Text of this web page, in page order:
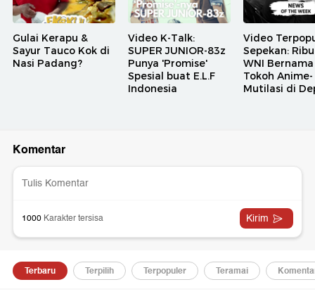
Gulai Kerapu &
Sayur Tauco Kok di
Nasi Padang?
Video K-Talk:
SUPER JUNIOR-83z
Punya 'Promise'
Spesial buat E.L.F
Indonesia
Video
Sepekan:
WNI Bernama
Tokoh Anime-
Mutilasi di